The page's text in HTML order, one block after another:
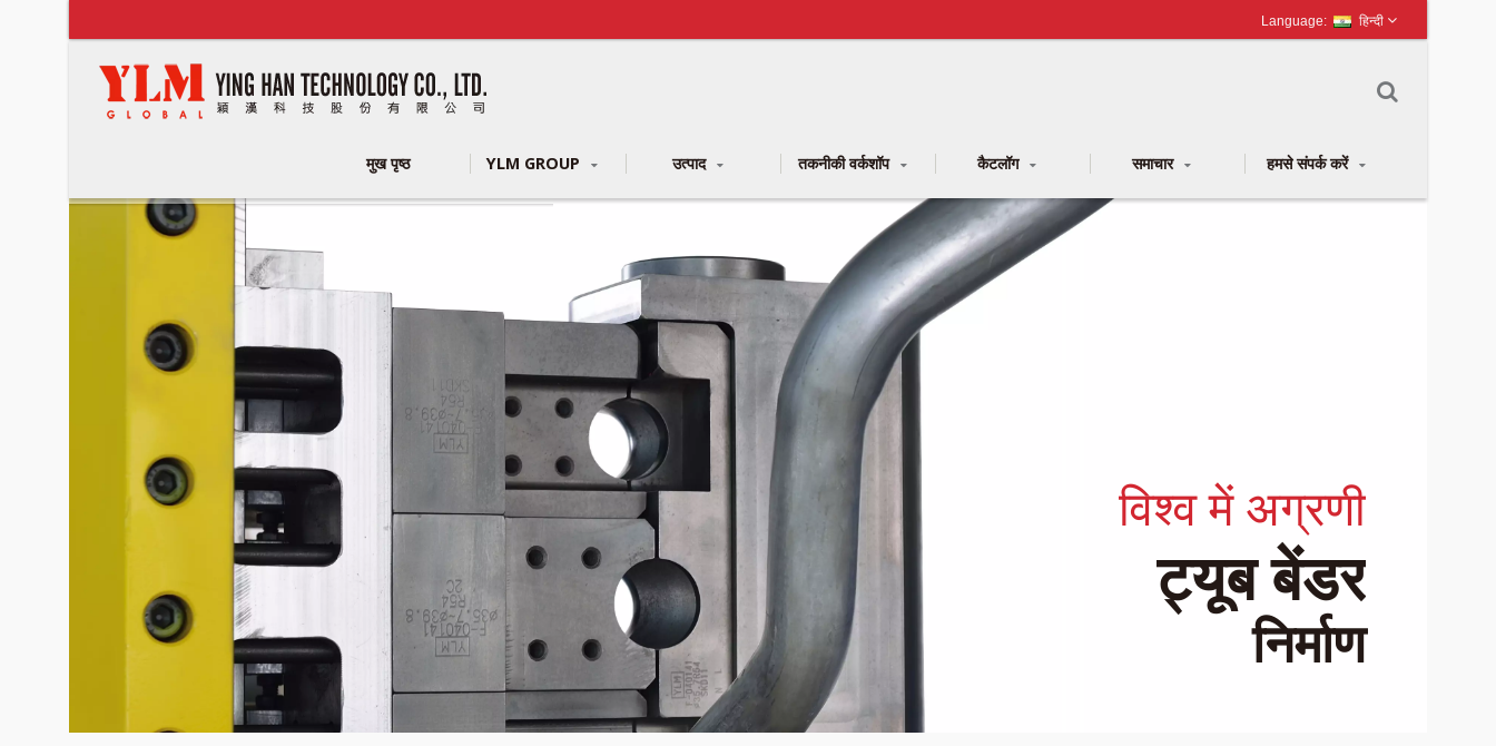
हिन्दी
मुख पृष्ठ YLM GROUP उत्पाद तकनीकी वर्कशॉप कैटलॉग समाचार हमसे संपर्क करें
विश्व में अग्रणी
ट्यूब बेंडर
निर्माण